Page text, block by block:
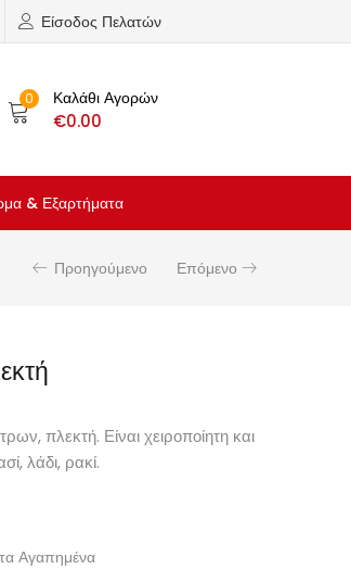
Είσοδος Πελατών
0 Καλάθι Αγορών
€0.00
& Εξαρτήματα
Προηγούμενο Επόμενο
πλεκτή. Είναι χειροποίητη και
λάδι, ρακί.
Αγαπημένα